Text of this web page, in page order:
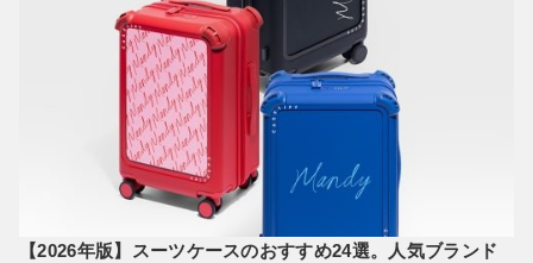
【2026年版】スーツケースのおすすめ24選。人気ブランド